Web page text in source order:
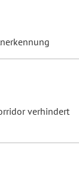
verhindert